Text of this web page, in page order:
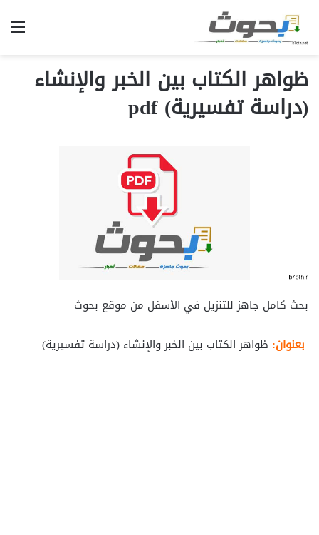
ظواهر الكتاب بين الخبر والإنشاء
(دراسة تفسيرية) pdf
بحث كامل جاهز للتنزيل في الأسفل من موقع بحوث
بعنوان: ظواهر الكتاب بين الخبر والإنشاء (دراسة تفسيرية)